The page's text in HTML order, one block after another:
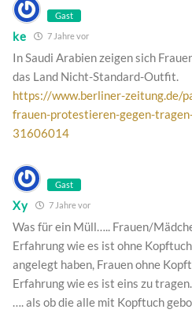
Gast
ke 7 Jahre vor
In Saudi Arabien zeigen sich
das Land Nicht-Standard-Outfit.
https://www.berliner-zeitung.de/
frauen-protestieren-gegen-
31606014
Gast
Xy 7 Jahre vor
Was für ein Müll….. Frauen/
Erfahrung wie es ist ohne
angelegt haben, Frauen ohne
Erfahrung wie es ist eins zu
…. als ob die alle mit Kopftuch